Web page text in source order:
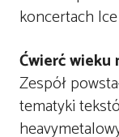
koncertach
Ćwierć wieku
Zespół
tematyki